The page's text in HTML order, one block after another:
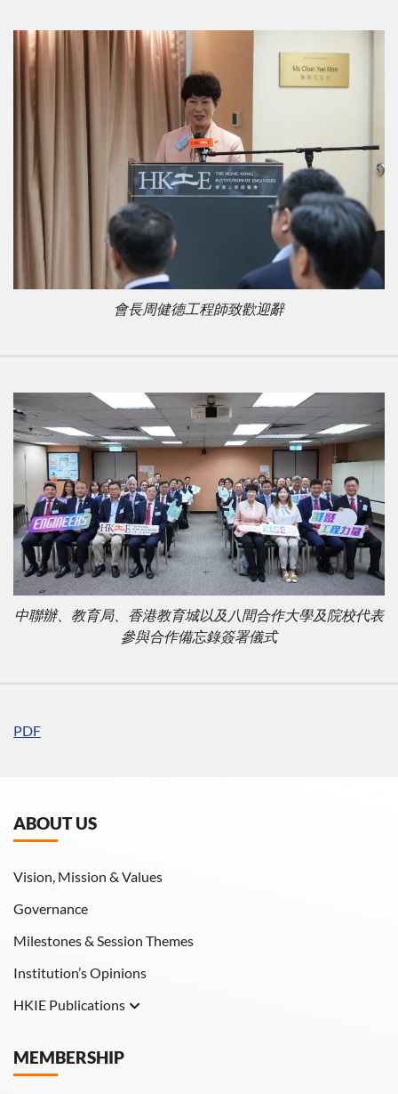
會長周健德工程師致歡迎辭
中聯辦、教育局、香港教育城以及八間合作大學及院校代表
參與合作備忘錄簽署儀式
PDF
ABOUT US
Vision, Mission & Values
Governance
Milestones & Session Themes
Institution’s Opinions
HKIE Publications
HKIE Transactions
MEMBERSHIP